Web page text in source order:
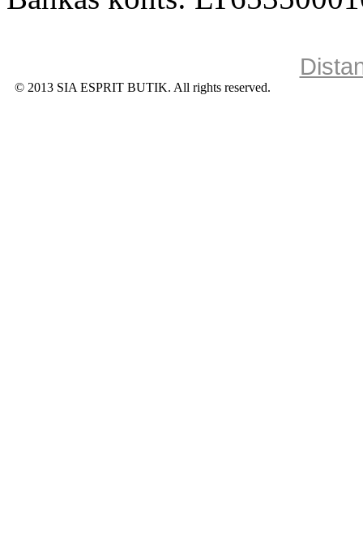
© 2013 SIA ESPRIT BUTIK. All rights reserved.